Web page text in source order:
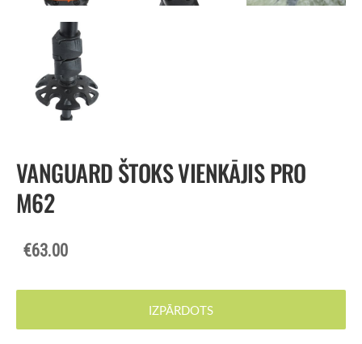
VANGUARD ŠTOKS VIENKĀJIS PRO
M62
€63.00
IZPĀRDOTS